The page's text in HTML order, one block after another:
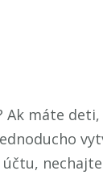
Ak máte
nechajte